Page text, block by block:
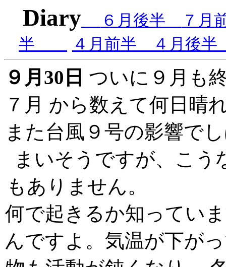
Diary ６月後半
７
半
４月前半 ４月後
９月30日 ついに９月も
７月 から数えて何日晴
また台風９号の影響で
まいそうですが、こう
もありませ
何で起きるか知ってい
んですよ。気温が下が